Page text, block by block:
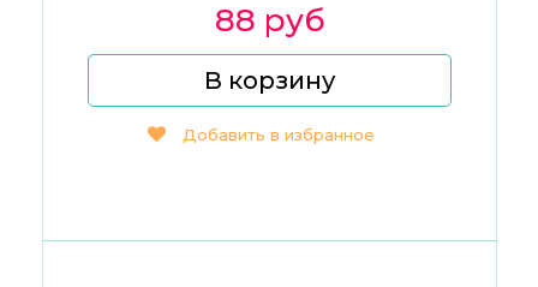
88 руб
В корзину
Добавить в избранное